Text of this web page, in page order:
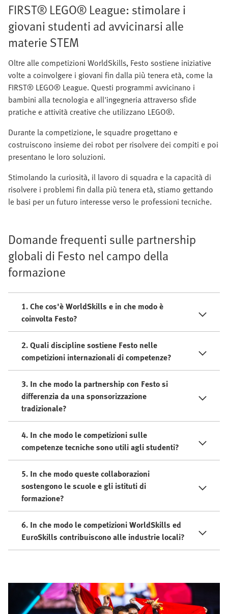
FIRST® LEGO® League: stimolare i
giovani studenti ad avvicinarsi alle
materie STEM
Oltre alle competizioni WorldSkills, Festo sostiene iniziative
volte a coinvolgere i giovani fin dalla più tenera età, come la
FIRST® LEGO® League. Questi programmi avvicinano i
bambini alla tecnologia e all'ingegneria attraverso sfide
pratiche e attività creative che utilizzano LEGO®.
Durante la competizione, le squadre progettano e
costruiscono insieme dei robot per risolvere dei compiti e poi
presentano le loro soluzioni.
Stimolando la curiosità, il lavoro di squadra e la capacità di
risolvere i problemi fin dalla più tenera età, stiamo gettando
le basi per un futuro interesse verso le professioni tecniche.
Domande frequenti sulle partnership
globali di Festo nel campo della
formazione
1. Che cos'è WorldSkills e in che modo è
coinvolta Festo?
2. Quali discipline sostiene Festo nelle
competizioni internazionali di competenze?
3. In che modo la partnership con Festo si
differenzia da una sponsorizzazione
tradizionale?
4. In che modo le competizioni sulle
competenze tecniche sono utili agli studenti?
5. In che modo queste collaborazioni
sostengono le scuole e gli istituti di
formazione?
6. In che modo le competizioni WorldSkills ed
EuroSkills contribuiscono alle industrie locali?